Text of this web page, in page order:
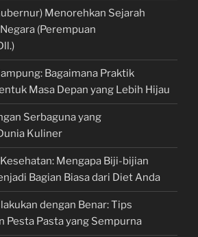
Menorehkan Sejarah
(Perempuan
Bagaimana Praktik
Masa Depan yang Lebih Hijau
Serbaguna yang
Kuliner
Mengapa Biji-bijian
Bagian Biasa dari Diet Anda
dengan Benar: Tips
Pesta Pasta yang Sempurna